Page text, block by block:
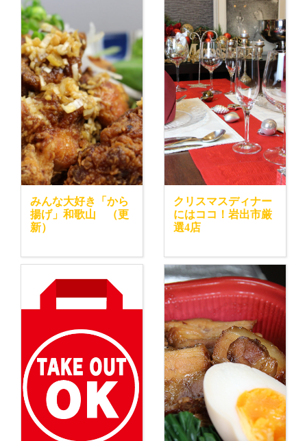
みんな大好き「から
揚げ」和歌山 （更
新）
クリスマスディナー
にはココ！岩出市厳
選4店